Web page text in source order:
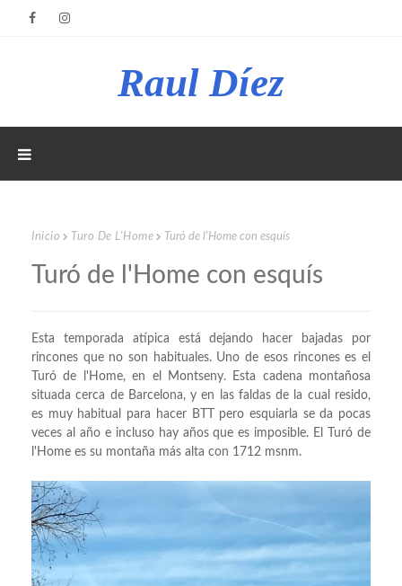
Raul Díez
Inicio Turo De L'Home Turó de l'Home con esquís
Turó de l'Home con esquís
Esta temporada atípica está dejando hacer bajadas por
rincones que no son habituales. Uno de esos rincones es el
Turó de l'Home, en el Montseny. Esta cadena montañosa
situada cerca de Barcelona, y en las faldas de la cual resido,
es muy habitual para hacer BTT pero esquiarla se da pocas
veces al año e incluso hay años que es imposible. El Turó de
l'Home es su montaña más alta con 1712 msnm.